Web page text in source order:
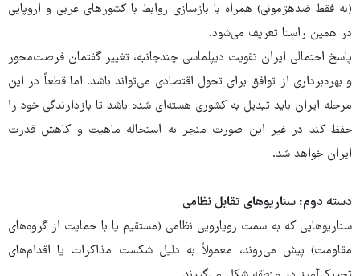
(نه فقط ضدهژمونی) همراه با بازسازی روابط با کشورهای عربی و اروپایی
در همین راستا تعریف می‌شود.
پاسخ احتمالی ایران تقویت دیپلماسی چندجانبه، تغییر گفتمان فرصت‌محور
و بهره‌برداری از توافق برای تحول اقتصادی می‌تواند باشد. اما قطعاً در این
مرحله ایران باید تبدیل به کشوری هسته‌ای شده باشد تا بازدارندگی خود را
حفظ کند در غیر این صورت منجر به استحاله ماهیت و کاهش قدرت
ایران خواهد شد.
دسته دوم: سناریوهای تقابل نظامی
سناریوهایی که به سمت رویارویی نظامی (مستقیم یا با حمایت از گروه‌های
مقاومت) پیش می‌روند، معمولاً به دلیل شکست مذاکرات یا اقدام‌های